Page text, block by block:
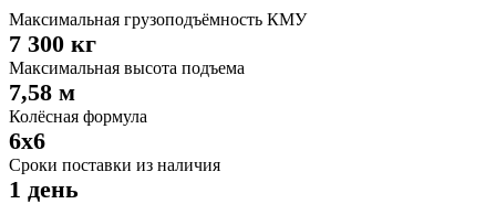
Максимальная грузоподъёмность КМУ
7 300 кг
Максимальная высота подъема
7,58 м
Колёсная формула
6x6
Сроки поставки из наличия
1 день